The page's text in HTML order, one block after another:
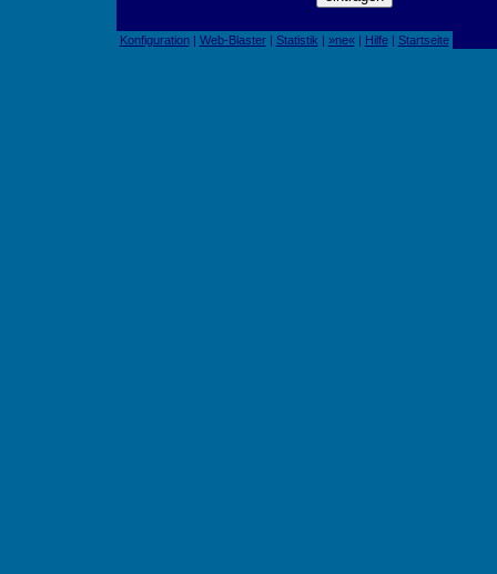
Konfiguration| Web-Blaster| Statistik | »ne«| Hilfe| Startseite